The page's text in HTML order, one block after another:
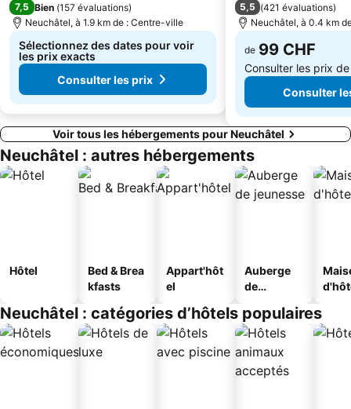
Breitenrain
Centre Paul Klee
Murifeld
Gruyère-Alpathlon
7,5 Bien (157 évaluations)
Neuchâtel, à 1.9 km de : Centre-ville
Sélectionnez des dates pour voir
les prix exacts
Consulter les prix
5,5 (421 évaluations)
Neuchâtel, à 0.4 km
de 99 CHF
Consulter les prix
Consulter
Voir tous les hébergements pour Neuchâtel
Neuchâtel : autres hébergements
Hôtel
Bed & Brea
kfasts
Appart'hôt
el
Auberge
de
Neuchâtel : catégories d’hôtels populaires